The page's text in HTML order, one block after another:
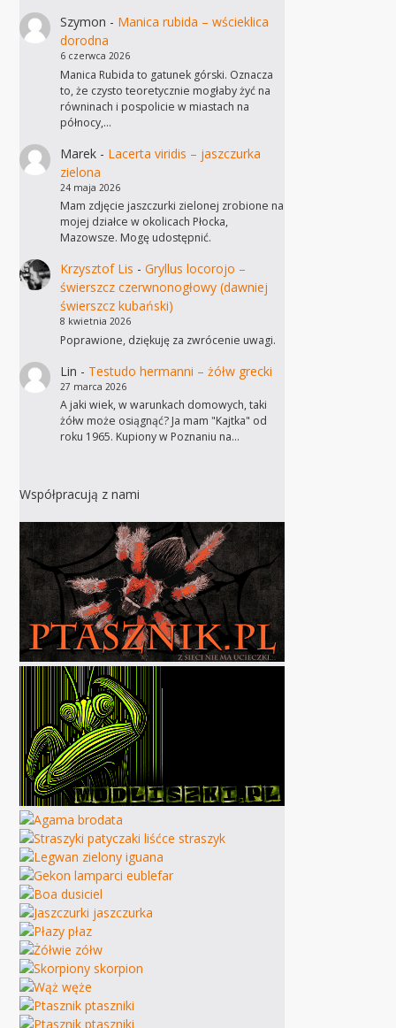
Szymon - Manica rubida – wścieklica
dorodna
6 czerwca 2026
Manica Rubida to gatunek górski. Oznacza
to, że czysto teoretycznie mogłaby żyć na
równinach i pospolicie w miastach na
północy,…
Marek- Lacerta viridis – jaszczurka
zielona
24 maja 2026
Mam zdjęcie jaszczurki zielonej zrobione na
mojej działce w okolicach Płocka,
Mazowsze. Mogę udostępnić.
Krzysztof Lis - Gryllus locorojo –
świerszcz czerwnonogłowy (dawniej
świerszcz kubański)
8 kwietnia 2026
Poprawione, dziękuję za zwrócenie uwagi.
Lin - Testudo hermanni – żółw grecki
27 marca 2026
A jaki wiek, w warunkach domowych, taki
żółw może osiągnąć? Ja mam "Kajtka" od
roku 1965. Kupiony w Poznaniu na…
Współpracują z nami